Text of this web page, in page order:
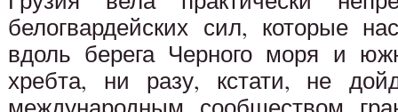
белогвардейских сил, которые
вдоль берега Черного моря и
хребта, ни разу, кстати, не